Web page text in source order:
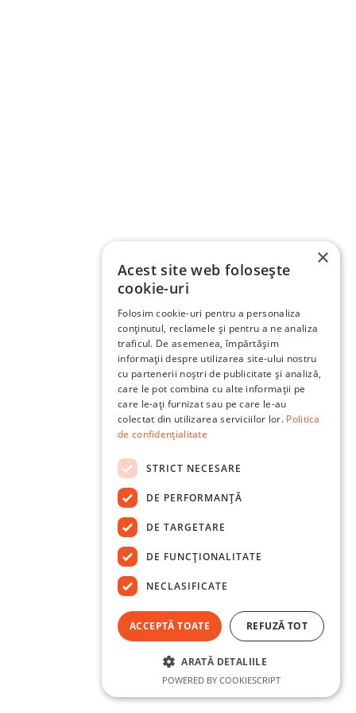
×
Acest site web folosește
cookie-uri
Folosim cookie-uri pentru a personaliza
conținutul, reclamele și pentru a ne analiza
traficul. De asemenea, împărtășim
informații despre utilizarea site-ului nostru
cu partenerii noștri de publicitate și analiză,
care le pot combina cu alte informații pe
care le-ați furnizat sau pe care le-au
colectat din utilizarea serviciilor lor. Politica
de confidențialitate
STRICT NECESARE
DE PERFORMANȚĂ
DE TARGETARE
DE FUNCŢIONALITATE
NECLASIFICATE
ACCEPTĂ TOATE REFUZĂ TOT
ARATĂ DETALIILE
POWERED BY COOKIESCRIPT